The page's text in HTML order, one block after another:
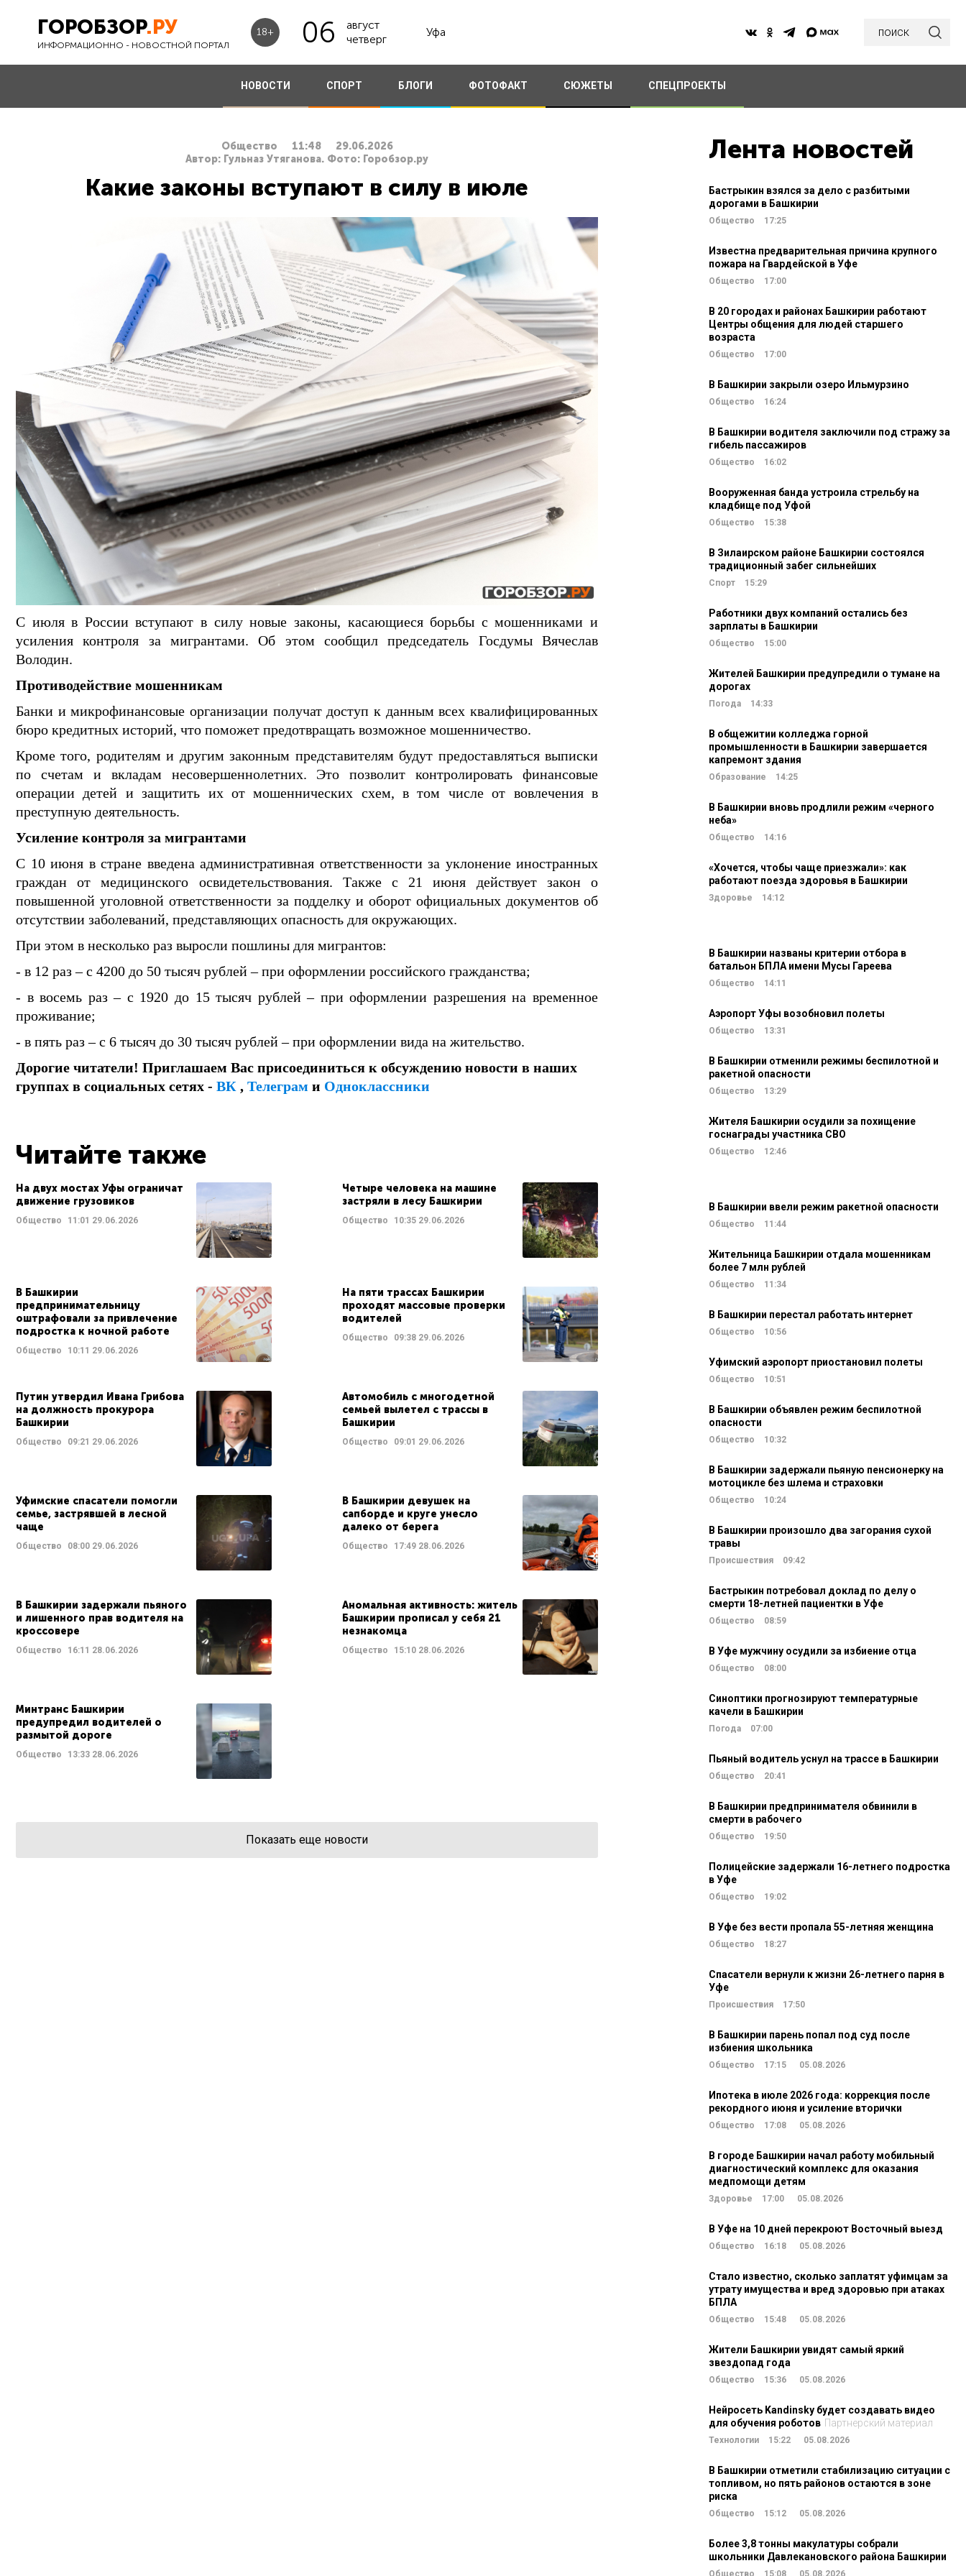
ГОРОБЗОР.РУ
ИНФОРМАЦИОННО - НОВОСТНОЙ ПОРТАЛ
18+ 06
август
четверг
Уфа поиск
НОВОСТИ СПОРТ БЛОГИ ФОТОФАКТ СЮЖЕТЫ СПЕЦПРОЕКТЫ
Общество 11:48
29.06.2026
Автор: Гульназ Утяганова. Фото: Горобзор.ру
Какие законы вступают в силу в июле
С июля в России вступают в силу новые законы, касающиеся борьбы с мошенниками и
усиления контроля за мигрантами. Об этом сообщил председатель Госдумы Вячеслав
Володин.
Противодействие мошенникам
Банки и микрофинансовые организации получат доступ к данным всех квалифицированных
бюро кредитных историй, что поможет предотвращать возможное мошенничество.
Кроме того, родителям и другим законным представителям будут предоставляться выписки
по счетам и вкладам несовершеннолетних. Это позволит контролировать финансовые
операции детей и защитить их от мошеннических схем, в том числе от вовлечения в
преступную деятельность.
Усиление контроля за мигрантами
С 10 июня в стране введена административная ответственности за уклонение иностранных
граждан от медицинского освидетельствования. Также с 21 июня действует закон о
повышенной уголовной ответственности за подделку и оборот официальных документов об
отсутствии заболеваний, представляющих опасность для окружающих.
При этом в несколько раз выросли пошлины для мигрантов:
- в 12 раз – с 4200 до 50 тысяч рублей – при оформлении российского гражданства;
- в восемь раз – с 1920 до 15 тысяч рублей – при оформлении разрешения на временное
проживание;
- в пять раз – с 6 тысяч до 30 тысяч рублей – при оформлении вида на жительство.
Дорогие читатели! Приглашаем Вас присоединиться к обсуждению новости в наших
группах в социальных сетях - ВК , Телеграм и Одноклассники
Читайте также
На двух мостах Уфы ограничат
движение грузовиков
Общество 11:01 29.06.2026
Четыре человека на машине
застряли в лесу Башкирии
Общество 10:3529.06.2026
В Башкирии
предпринимательницу
оштрафовали за привлечение
подростка к ночной работе
Общество 10:11 29.06.2026
На пяти трассах Башкирии
проходят массовые проверки
водителей
Общество 09:3829.06.2026
Путин утвердил Ивана Грибова
на должность прокурора
Башкирии
Общество 09:21 29.06.2026
Автомобиль с многодетной
семьей вылетел с трассы в
Башкирии
Общество 09:01 29.06.2026
Уфимские спасатели помогли
семье, застрявшей в лесной
чаще
Общество 08:00 29.06.2026
В Башкирии девушек на
сапборде и круге унесло
далеко от берега
Общество 17:4928.06.2026
В Башкирии задержали пьяного
и лишенного прав водителя на
кроссовере
Общество 16:11 28.06.2026
Аномальная активность: житель
Башкирии прописал у себя 21
незнакомца
Общество 15:1028.06.2026
Минтранс Башкирии
предупредил водителей о
размытой дороге
Общество 13:33 28.06.2026
Показать еще новости
Лента новостей
Бастрыкин взялся за дело с разбитыми
дорогами в Башкирии
Общество 17:25
Известна предварительная причина крупного
пожара на Гвардейской в Уфе
Общество 17:00
В 20 городах и районах Башкирии работают
Центры общения для людей старшего
возраста
Общество 17:00
В Башкирии закрыли озеро Ильмурзино
Общество 16:24
В Башкирии водителя заключили под стражу за
гибель пассажиров
Общество 16:02
Вооруженная банда устроила стрельбу на
кладбище под Уфой
Общество 15:38
В Зилаирском районе Башкирии состоялся
традиционный забег сильнейших
Спорт 15:29
Работники двух компаний остались без
зарплаты в Башкирии
Общество 15:00
Жителей Башкирии предупредили о тумане на
дорогах
Погода 14:33
В общежитии колледжа горной
промышленности в Башкирии завершается
капремонт здания
Образование 14:25
В Башкирии вновь продлили режим «черного
неба»
Общество 14:16
«Хочется, чтобы чаще приезжали»: как
работают поезда здоровья в Башкирии
Здоровье 14:12
В Башкирии названы критерии отбора в
батальон БПЛА имени Мусы Гареева
Общество 14:11
Аэропорт Уфы возобновил полеты
Общество 13:31
В Башкирии отменили режимы беспилотной и
ракетной опасности
Общество 13:29
Жителя Башкирии осудили за похищение
госнаграды участника СВО
Общество 12:46
В Башкирии ввели режим ракетной опасности
Общество 11:44
Жительница Башкирии отдала мошенникам
более 7 млн рублей
Общество 11:34
В Башкирии перестал работать интернет
Общество 10:56
Уфимский аэропорт приостановил полеты
Общество 10:51
В Башкирии объявлен режим беспилотной
опасности
Общество 10:32
В Башкирии задержали пьяную пенсионерку на
мотоцикле без шлема и страховки
Общество 10:24
В Башкирии произошло два загорания сухой
травы
Происшествия 09:42
Бастрыкин потребовал доклад по делу о
смерти 18-летней пациентки в Уфе
Общество 08:59
В Уфе мужчину осудили за избиение отца
Общество 08:00
Синоптики прогнозируют температурные
качели в Башкирии
Погода 07:00
Пьяный водитель уснул на трассе в Башкирии
Общество 20:41
В Башкирии предпринимателя обвинили в
смерти в рабочего
Общество 19:50
Полицейские задержали 16-летнего подростка
в Уфе
Общество 19:02
В Уфе без вести пропала 55-летняя женщина
Общество 18:27
Спасатели вернули к жизни 26-летнего парня в
Уфе
Происшествия 17:50
В Башкирии парень попал под суд после
избиения школьника
Общество 17:15 05.08.2026
Ипотека в июле 2026 года: коррекция после
рекордного июня и усиление вторички
Общество 17:08 05.08.2026
В городе Башкирии начал работу мобильный
диагностический комплекс для оказания
медпомощи детям
Здоровье 17:00 05.08.2026
В Уфе на 10 дней перекроют Восточный выезд
Общество 16:18 05.08.2026
Стало известно, сколько заплатят уфимцам за
утрату имущества и вред здоровью при атаках
БПЛА
Общество 15:48 05.08.2026
Жители Башкирии увидят самый яркий
звездопад года
Общество 15:36 05.08.2026
Нейросеть Kandinsky будет создавать видео
для обучения роботов Партнерский материал
Технологии 15:22 05.08.2026
В Башкирии отметили стабилизацию ситуации с
топливом, но пять районов остаются в зоне
риска
Общество 15:12 05.08.2026
Более 3,8 тонны макулатуры собрали
школьники Давлекановского района Башкирии
Общество 15:08 05.08.2026